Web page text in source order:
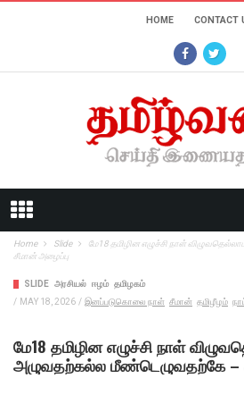
HOME CONTACT
Home Slide
மே18 தமிழின எழுச்சி நாள்
சீமான் அழைப்பு
SLIDE அரசியல் ஈழம் தமிழகம்
/ MAY 18, 2026 / இனப்படுகொலை நாள் சீமான் தமிழீழம்
மே18 தமிழின எழுச்சி நாள்
அழுவதற்கல்ல மீண்டெழுவதற்கே –